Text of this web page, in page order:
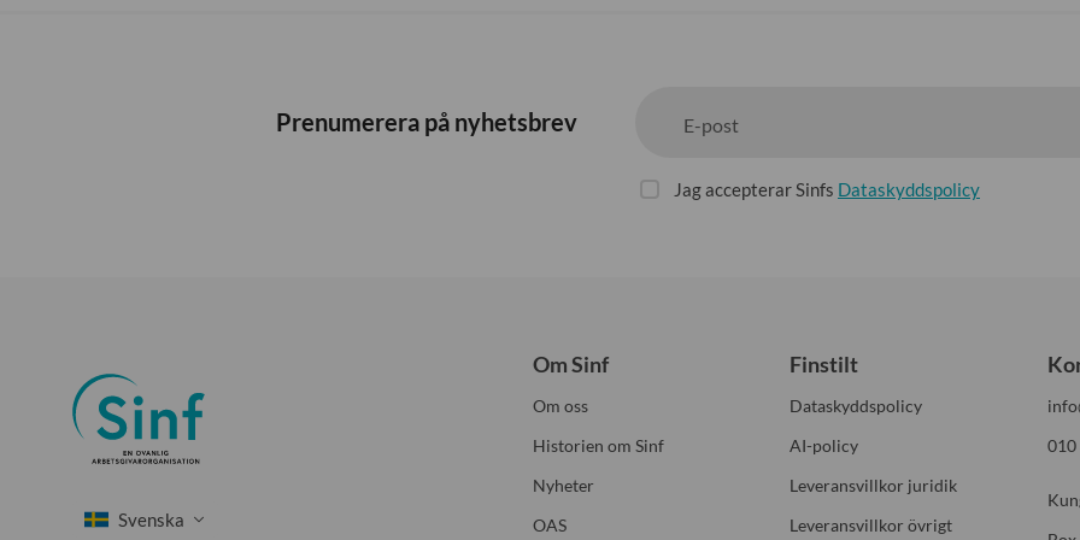
Prenumerera på nyhetsbrev E-post
Jag accepterar Sinfs Dataskyddspolicy
Om Sinf
Om oss
Historien om Sinf
Nyheter
OAS
Finstilt
Dataskyddspolicy
AI-policy
Leveransvillkor juridik
Leveransvillkor övrigt
010